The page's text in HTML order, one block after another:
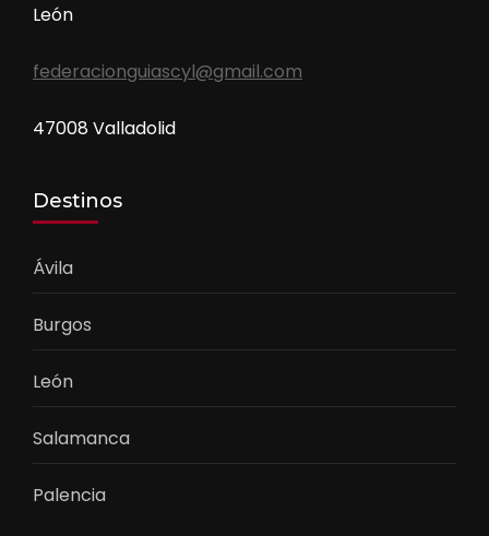
León
federacionguiascyl@gmail.com
47008 Valladolid
Destinos
Ávila
Burgos
León
Salamanca
Palencia